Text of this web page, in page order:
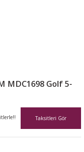
MDC1698 Golf 5-
Taksitleri Gör